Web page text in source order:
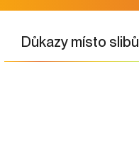
Důkazy místo slibů